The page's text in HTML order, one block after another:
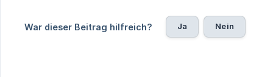
War dieser Beitrag hilfreich? Ja Nein